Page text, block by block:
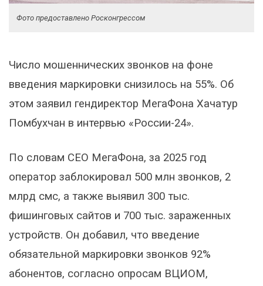
Фото предоставлено Росконгрессом
Число мошеннических звонков на фоне
введения маркировки снизилось на 55%. Об
этом заявил гендиректор МегаФона Хачатур
Помбухчан в интервью «России-24».
По словам СЕО МегаФона, за 2025 год
оператор заблокировал 500 млн звонков, 2
млрд смс, а также выявил 300 тыс.
фишинговых сайтов и 700 тыс. зараженных
устройств. Он добавил, что введение
обязательной маркировки звонков 92%
абонентов, согласно опросам ВЦИОМ,